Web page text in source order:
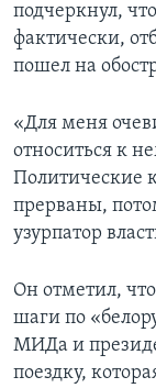
подчеркнул,
фактически,
пошел на
«Для меня
относиться к
Политические
прерваны,
узурпатор
Он отметил,
шаги по
МИДа и
поездку,